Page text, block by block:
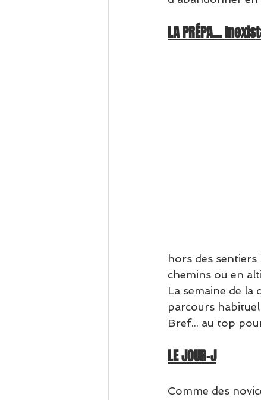
LA PRÉPA...
hors des
chemins ou en
La semaine de la
parcours
Bref... au top
LE JOUR-J
Comme des